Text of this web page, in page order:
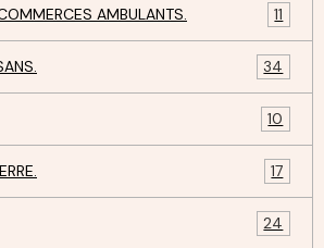
AMBULANTS. 11
34
10
17
24